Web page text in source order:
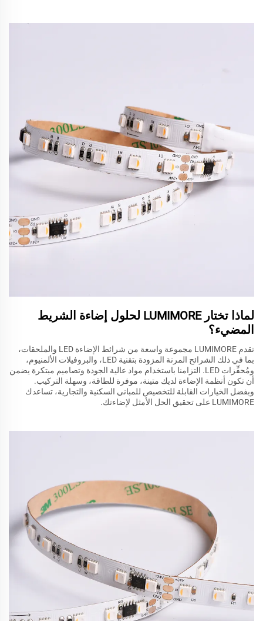
لماذا تختار LUMIMORE لحلول إضاءة الشريط
المضيء؟
تقدم LUMIMORE مجموعة واسعة من شرائط الإضاءة LED والملحقات،
بما في ذلك الشرائح المرنة المزودة بتقنية LED، والبروفيلات الألمنيوم،
ومُحفِّزات LED. التزامنا باستخدام مواد عالية الجودة وتصاميم مبتكرة يضمن
أن تكون أنظمة الإضاءة لديك متينة، موفرة للطاقة، وسهلة التركيب.
وبفضل الخيارات القابلة للتخصيص للمباني السكنية والتجارية، تساعدك
LUMIMORE على تحقيق الحل الأمثل لإضاءتك.